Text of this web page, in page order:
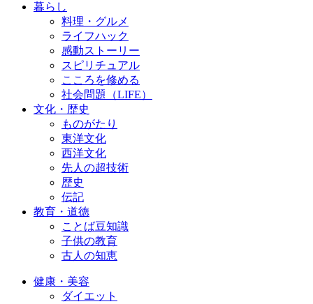
暮らし
料理・グルメ
ライフハック
感動ストーリー
スピリチュアル
こころを修める
社会問題（LIFE）
文化・歴史
ものがたり
東洋文化
西洋文化
先人の超技術
歴史
伝記
教育・道徳
ことば豆知識
子供の教育
古人の知恵
健康・美容
ダイエット